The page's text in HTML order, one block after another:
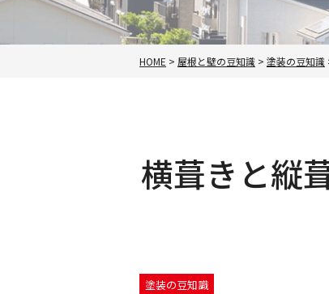
HOME > 屋根と壁の豆知識 > 塗装の豆知識
横葺きと縦
塗装の豆知識